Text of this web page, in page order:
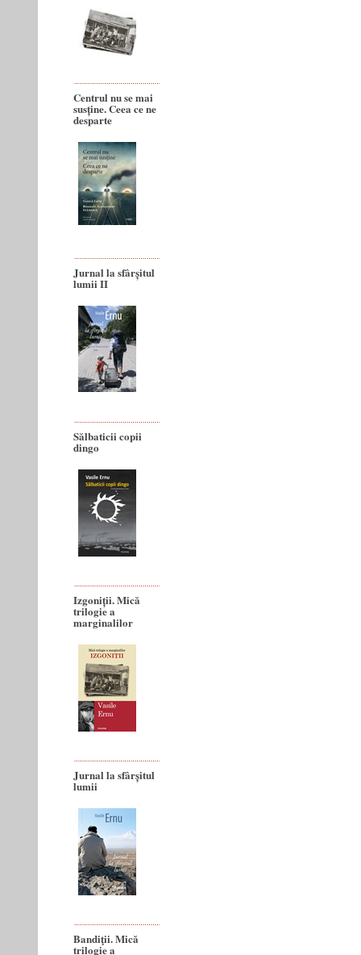
Centrul nu se mai
susține. Ceea ce ne
desparte
Jurnal la sfârșitul
lumii II
Sălbaticii copii
dingo
Izgoniții. Mică
trilogie a
marginalilor
Jurnal la sfârșitul
lumii
Bandiţii. Mică
trilogie a